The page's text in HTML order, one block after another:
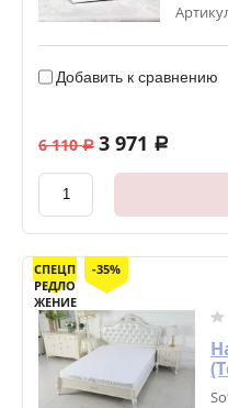
Добавить к сравнению
6 110 a 3 971 a
СПЕЦП
РЕДЛО
ЖЕНИЕ
-35%